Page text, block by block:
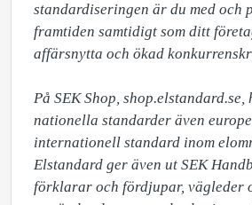
standardiseringen är du med och
framtiden samtidigt som ditt
affärsnytta och ökad
På SEK Shop,
nationella standarder även
internationell standard inom
Elstandard ger även ut SEK
förklarar och fördjupar, vägleder